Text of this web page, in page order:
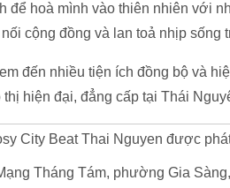
để hoà mình vào thiên nhiên với
cộng đồng và lan toả nhịp sống
đến nhiều tiện ích đồng bộ và
thị hiện đại, đẳng cấp tại Thái
City Beat Thai Nguyen được
Tháng Tám, phường Gia